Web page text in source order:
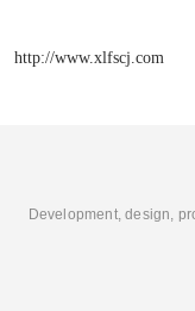
http://www.xlfscj.com
Development, design,